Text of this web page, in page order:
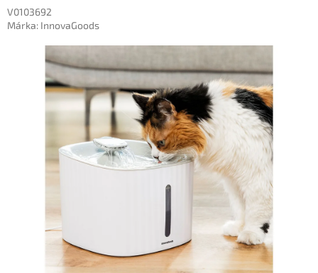
V0103692
Márka: InnovaGoods